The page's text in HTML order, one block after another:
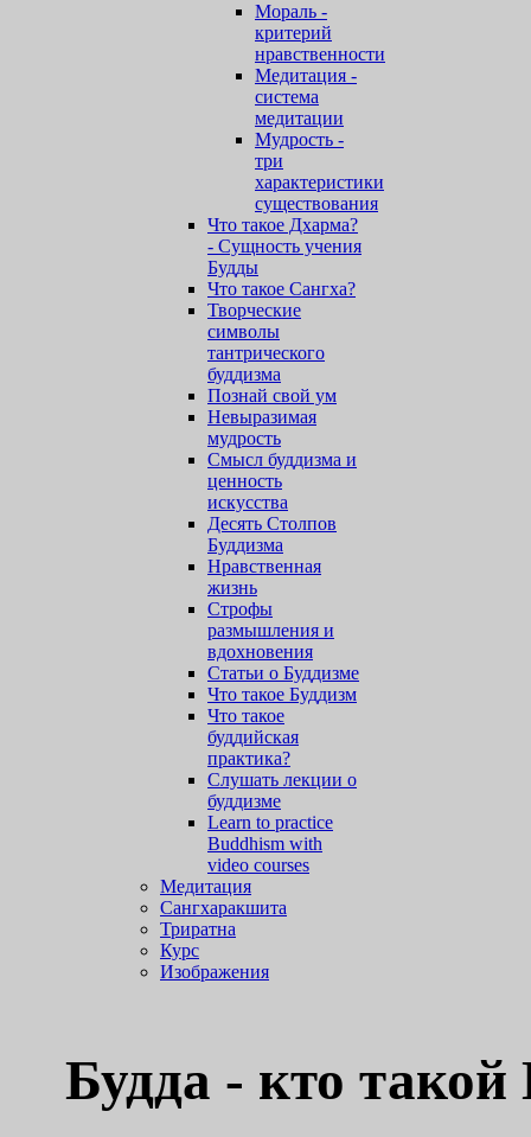
Мораль -
критерий
нравственности
Медитация -
cистема
медитации
Мудрость -
три
характеристики
существования
Что такое Дхарма?
- Сущность учения
Будды
Что такое Сангха?
Творческие
символы
тантрического
буддизма
Познай свой ум
Невыразимая
мудрость
Смысл буддизма и
ценность
искусства
Десять Столпов
Буддизма
Нравственная
жизнь
Строфы
размышления и
вдохновения
Статьи о Буддизме
Что такое Буддизм
Что такое
буддийская
практика?
Слушать лекции о
буддизме
Learn to practice
Buddhism with
video courses
Медитация
Сангхаракшита
Триратна
Курс
Изображения
Будда - кто такой